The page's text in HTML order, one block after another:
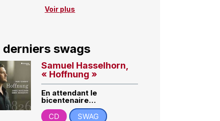
Voir plus
derniers swags
Samuel Hasselhorn,
« Hoffnung »
En attendant le
bicentenaire…
CD
SWAG